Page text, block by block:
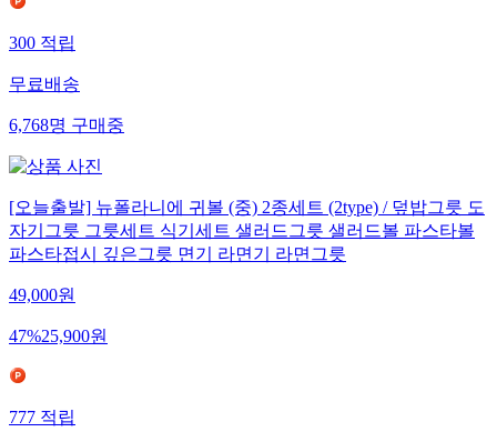
300적립
무료배송
6,768명구매중
[오늘출발] 뉴폴라니에 귀볼 (중) 2종세트 (2type) / 덮밥그릇 도
자기그릇 그릇세트 식기세트 샐러드그릇 샐러드볼 파스타볼
파스타접시 깊은그릇 면기 라면기 라면그릇
49,000원
47%25,900원
777적립